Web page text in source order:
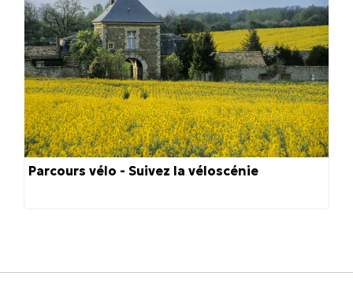
Parcours vélo - Suivez la véloscénie